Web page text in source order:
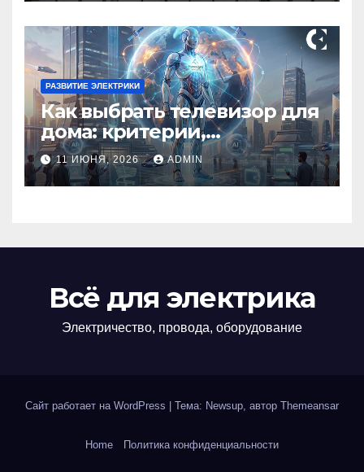
РАЗВИТИЕ ЭЛЕКТРИКИ
Как выбрать телевизор для
дома: критерии,
технологии и советы
11 ИЮНЯ, 2026 ADMIN
Всё для электрика
Электричество, провода, оборудование
Сайт работает на WordPress | Тема: Newsup, автор Themeansar
Home Политика конфиденциальности